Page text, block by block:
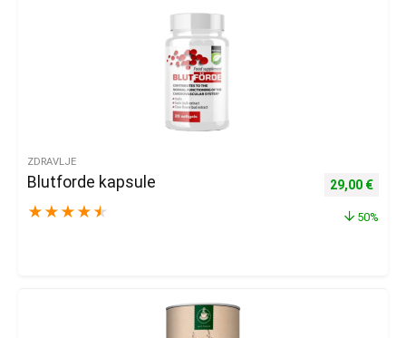
ZDRAVLJE
Blutforde kapsule
★ ★ ★ ★ ★
Izvorna
29,00 €
50%